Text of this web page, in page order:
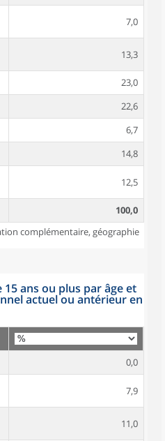
7,0
13,3
23,0
22,6
6,7
14,8
12,5
100,0
complémentaire, géographie
15 ans ou plus par âge et
actuel ou antérieur en
0,0
7,9
11,0